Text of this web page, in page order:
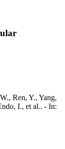
Ren, Y., Yang,
I., et al.. - In: